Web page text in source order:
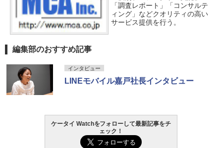
「調査レポート」「コンサルテ
ィング」などクオリティの高い
サービス提供を行う。
編集部のおすすめ記事
インタビュー
LINEモバイル嘉戸社長インタビュー
ケータイ Watchをフォローして最新記事をチ
ェック！